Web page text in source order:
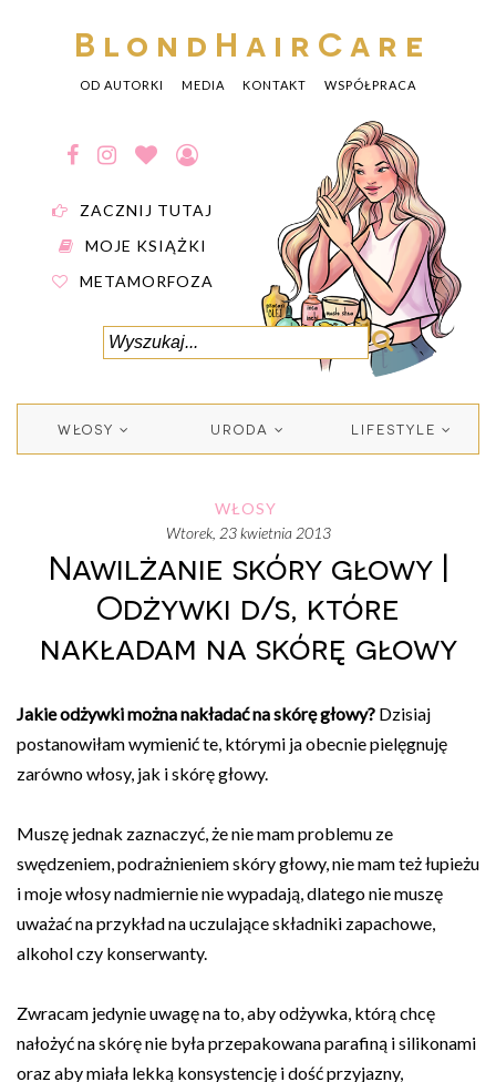
BlondHairCare
OD AUTORKI MEDIA KONTAKT WSPÓŁPRACA
ZACZNIJ TUTAJ
MOJE KSIĄŻKI
METAMORFOZA
WŁOSY URODA LIFESTYLE
WŁOSY
wtorek, 23 kwietnia 2013
Nawilżanie skóry głowy |
Odżywki d/s, które
nakładam na skórę głowy
Jakie odżywki można nakładać na skórę głowy? Dzisiaj
postanowiłam wymienić te, którymi ja obecnie pielęgnuję
zarówno włosy, jak i skórę głowy.
Muszę jednak zaznaczyć, że nie mam problemu ze
swędzeniem, podrażnieniem skóry głowy, nie mam też łupieżu
i moje włosy nadmiernie nie wypadają, dlatego nie muszę
uważać na przykład na uczulające składniki zapachowe,
alkohol czy konserwanty.
Zwracam jedynie uwagę na to, aby odżywka, którą chcę
nałożyć na skórę nie była przepakowana parafiną i silikonami
oraz aby miała lekką konsystencję i dość przyjazny,